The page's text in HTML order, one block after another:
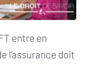
entre en
l’assurance doit